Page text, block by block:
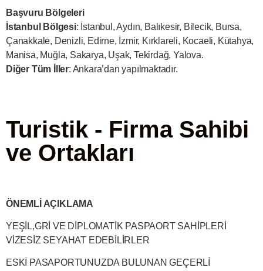
Başvuru Bölgeleri
İstanbul Bölgesi: İstanbul, Aydın, Balıkesir, Bilecik, Bursa,
Çanakkale, Denizli, Edirne, İzmir, Kırklareli, Kocaeli, Kütahya,
Manisa, Muğla, Sakarya, Uşak, Tekirdağ, Yalova.
Diğer Tüm İller: Ankara’dan yapılmaktadır.
Turistik - Firma Sahibi
ve Ortakları
ÖNEMLİ AÇIKLAMA
YEŞİL,GRİ VE DİPLOMATİK PASPAORT SAHİPLERİ
VİZESİZ SEYAHAT EDEBİLİRLER
ESKİ PASAPORTUNUZDA BULUNAN GEÇERLİ